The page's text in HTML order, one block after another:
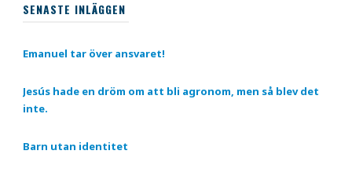
SENASTE INLÄGGEN
Emanuel tar över ansvaret!
Jesús hade en dröm om att bli agronom, men så blev det
inte.
Barn utan identitet